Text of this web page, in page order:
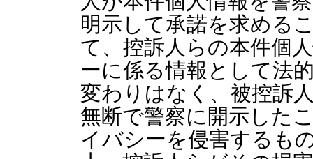
明示して承諾を求める
て、控訴人らの本件個
ーに係る情報として法
変わりはなく、被控訴
無断で警察に開示した
イバシーを侵害するも